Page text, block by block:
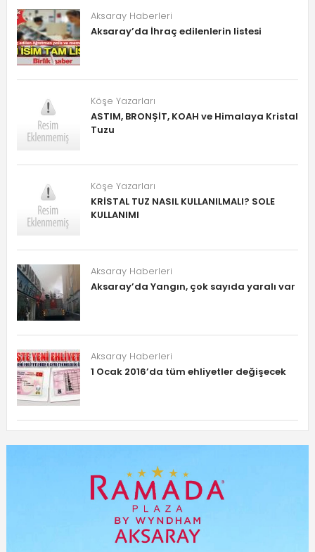
Aksaray Haberleri
Aksaray’da İhraç edilenlerin listesi
Köşe Yazarları
ASTIM, BRONŞİT, KOAH ve Himalaya Kristal
Tuzu
Köşe Yazarları
KRİSTAL TUZ NASIL KULLANILMALI? SOLE
KULLANIMI
Aksaray Haberleri
Aksaray’da Yangın, çok sayıda yaralı var
Aksaray Haberleri
1 Ocak 2016’da tüm ehliyetler değişecek